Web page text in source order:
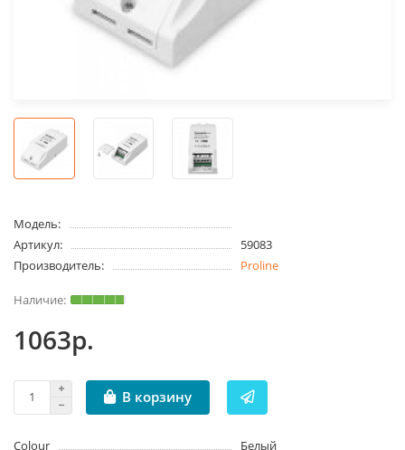
Модель:
Артикул:
59083
Производитель:
Proline
1063р.
В корзину
Colour
Белый